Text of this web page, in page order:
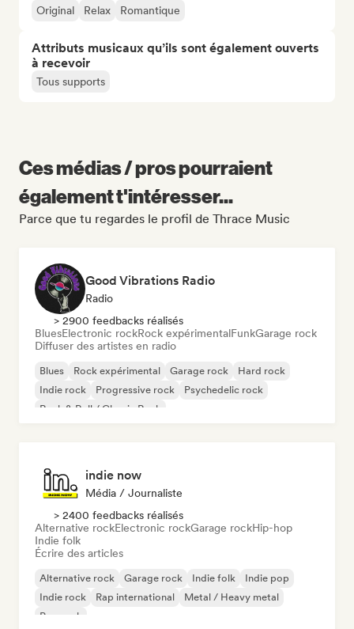
Original Relax Romantique
Attributs musicaux qu’ils sont également ouverts
à recevoir
Tous supports
Ces médias / pros pourraient
également t'intéresser...
Parce que tu regardes le profil de Thrace Music
Good Vibrations Radio
Radio
> 2900 feedbacks réalisés
BluesElectronic rockRock expérimentalFunkGarage rock
Diffuser des artistes en radio
Blues Rock expérimental Garage rock
Hard rock
Indie rock
Progressive rock
Psychedelic rock
Rock & Roll / Classic Rock
indie now
Média / Journaliste
> 2400 feedbacks réalisés
Alternative rockElectronic rockGarage rockHip-hop
Indie folk
Écrire des articles
Alternative rock Garage rock Indie folk
Indie pop
Indie rock
Rap international
Metal / Heavy metal
Pop rock